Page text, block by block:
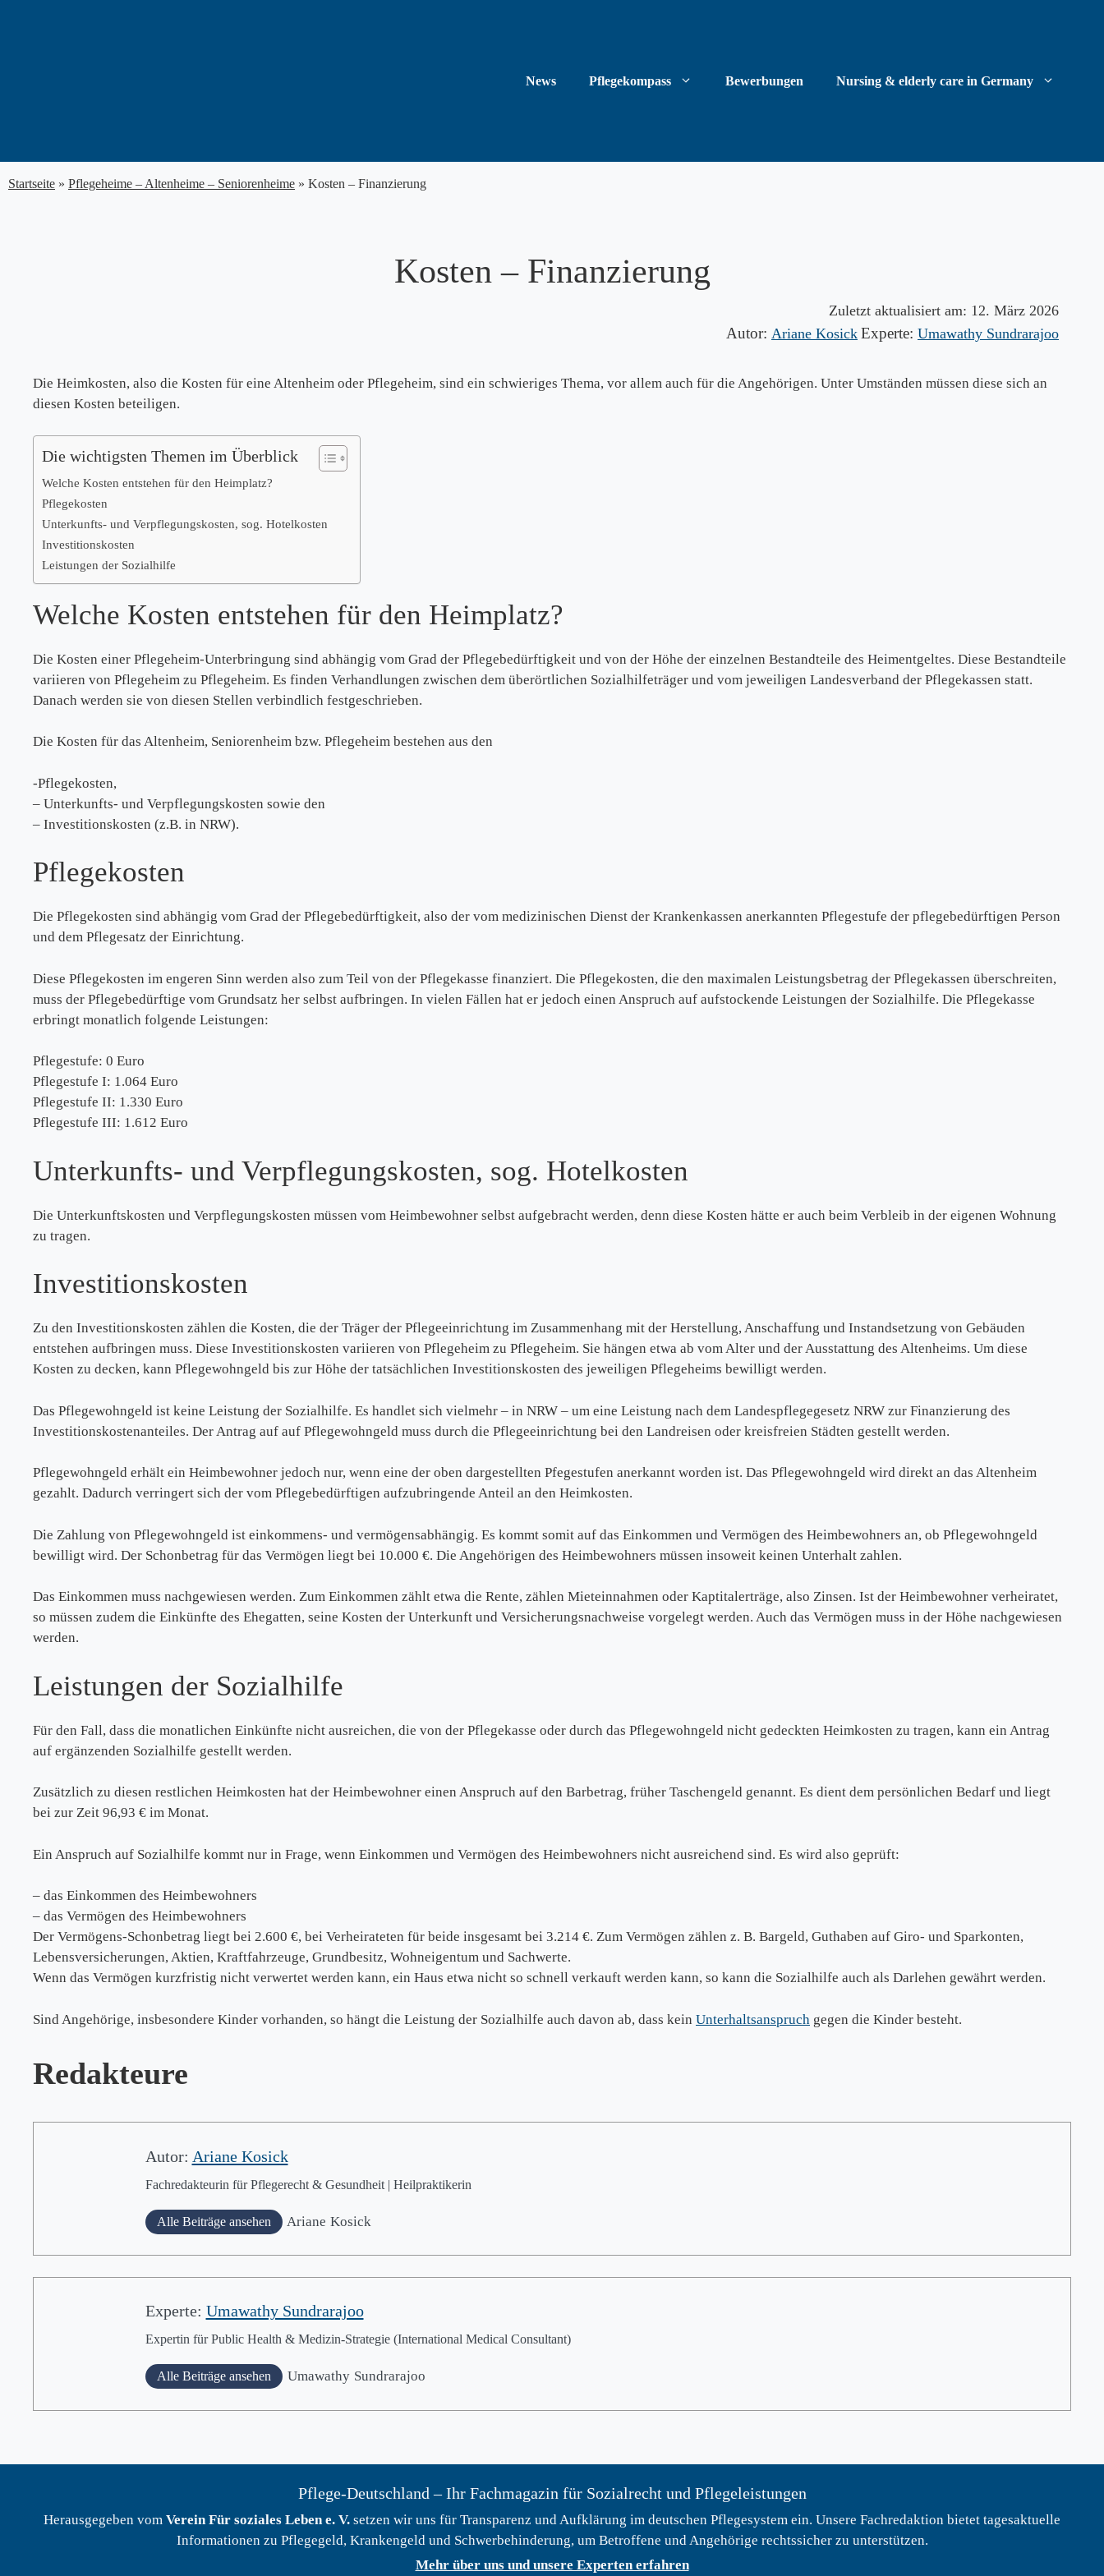
News Pflegekompass Bewerbungen Nursing & elderly care in Germany
Startseite » Pflegeheime – Altenheime – Seniorenheime » Kosten – Finanzierung
Kosten – Finanzierung
Zuletzt aktualisiert am: 12. März 2026
Autor: Ariane Kosick Experte: Umawathy Sundrarajoo
Die Heimkosten, also die Kosten für eine Altenheim oder Pflegeheim, sind ein schwieriges Thema, vor allem auch für die Angehörigen. Unter Umständen müssen diese sich an
diesen Kosten beteiligen.
Die wichtigsten Themen im Überblick
Welche Kosten entstehen für den Heimplatz?
Pflegekosten
Unterkunfts- und Verpflegungskosten, sog. Hotelkosten
Investitionskosten
Leistungen der Sozialhilfe
Welche Kosten entstehen für den Heimplatz?
Die Kosten einer Pflegeheim-Unterbringung sind abhängig vom Grad der Pflegebedürftigkeit und von der Höhe der einzelnen Bestandteile des Heimentgeltes. Diese Bestandteile
variieren von Pflegeheim zu Pflegeheim. Es finden Verhandlungen zwischen dem überörtlichen Sozialhilfeträger und vom jeweiligen Landesverband der Pflegekassen statt.
Danach werden sie von diesen Stellen verbindlich festgeschrieben.
Die Kosten für das Altenheim, Seniorenheim bzw. Pflegeheim bestehen aus den
-Pflegekosten,
– Unterkunfts- und Verpflegungskosten sowie den
– Investitionskosten (z.B. in NRW).
Pflegekosten
Die Pflegekosten sind abhängig vom Grad der Pflegebedürftigkeit, also der vom medizinischen Dienst der Krankenkassen anerkannten Pflegestufe der pflegebedürftigen Person
und dem Pflegesatz der Einrichtung.
Diese Pflegekosten im engeren Sinn werden also zum Teil von der Pflegekasse finanziert. Die Pflegekosten, die den maximalen Leistungsbetrag der Pflegekassen überschreiten,
muss der Pflegebedürftige vom Grundsatz her selbst aufbringen. In vielen Fällen hat er jedoch einen Anspruch auf aufstockende Leistungen der Sozialhilfe. Die Pflegekasse
erbringt monatlich folgende Leistungen:
Pflegestufe: 0 Euro
Pflegestufe I: 1.064 Euro
Pflegestufe II: 1.330 Euro
Pflegestufe III: 1.612 Euro
Unterkunfts- und Verpflegungskosten, sog. Hotelkosten
Die Unterkunftskosten und Verpflegungskosten müssen vom Heimbewohner selbst aufgebracht werden, denn diese Kosten hätte er auch beim Verbleib in der eigenen Wohnung
zu tragen.
Investitionskosten
Zu den Investitionskosten zählen die Kosten, die der Träger der Pflegeeinrichtung im Zusammenhang mit der Herstellung, Anschaffung und Instandsetzung von Gebäuden
entstehen aufbringen muss. Diese Investitionskosten variieren von Pflegeheim zu Pflegeheim. Sie hängen etwa ab vom Alter und der Ausstattung des Altenheims. Um diese
Kosten zu decken, kann Pflegewohngeld bis zur Höhe der tatsächlichen Investitionskosten des jeweiligen Pflegeheims bewilligt werden.
Das Pflegewohngeld ist keine Leistung der Sozialhilfe. Es handlet sich vielmehr – in NRW – um eine Leistung nach dem Landespflegegesetz NRW zur Finanzierung des
Investitionskostenanteiles. Der Antrag auf auf Pflegewohngeld muss durch die Pflegeeinrichtung bei den Landreisen oder kreisfreien Städten gestellt werden.
Pflegewohngeld erhält ein Heimbewohner jedoch nur, wenn eine der oben dargestellten Pfegestufen anerkannt worden ist. Das Pflegewohngeld wird direkt an das Altenheim
gezahlt. Dadurch verringert sich der vom Pflegebedürftigen aufzubringende Anteil an den Heimkosten.
Die Zahlung von Pflegewohngeld ist einkommens- und vermögensabhängig. Es kommt somit auf das Einkommen und Vermögen des Heimbewohners an, ob Pflegewohngeld
bewilligt wird. Der Schonbetrag für das Vermögen liegt bei 10.000 €. Die Angehörigen des Heimbewohners müssen insoweit keinen Unterhalt zahlen.
Das Einkommen muss nachgewiesen werden. Zum Einkommen zählt etwa die Rente, zählen Mieteinnahmen oder Kaptitalerträge, also Zinsen. Ist der Heimbewohner verheiratet,
so müssen zudem die Einkünfte des Ehegatten, seine Kosten der Unterkunft und Versicherungsnachweise vorgelegt werden. Auch das Vermögen muss in der Höhe nachgewiesen
werden.
Leistungen der Sozialhilfe
Für den Fall, dass die monatlichen Einkünfte nicht ausreichen, die von der Pflegekasse oder durch das Pflegewohngeld nicht gedeckten Heimkosten zu tragen, kann ein Antrag
auf ergänzenden Sozialhilfe gestellt werden.
Zusätzlich zu diesen restlichen Heimkosten hat der Heimbewohner einen Anspruch auf den Barbetrag, früher Taschengeld genannt. Es dient dem persönlichen Bedarf und liegt
bei zur Zeit 96,93 € im Monat.
Ein Anspruch auf Sozialhilfe kommt nur in Frage, wenn Einkommen und Vermögen des Heimbewohners nicht ausreichend sind. Es wird also geprüft:
– das Einkommen des Heimbewohners
– das Vermögen des Heimbewohners
Der Vermögens-Schonbetrag liegt bei 2.600 €, bei Verheirateten für beide insgesamt bei 3.214 €. Zum Vermögen zählen z. B. Bargeld, Guthaben auf Giro- und Sparkonten,
Lebensversicherungen, Aktien, Kraftfahrzeuge, Grundbesitz, Wohneigentum und Sachwerte.
Wenn das Vermögen kurzfristig nicht verwertet werden kann, ein Haus etwa nicht so schnell verkauft werden kann, so kann die Sozialhilfe auch als Darlehen gewährt werden.
Sind Angehörige, insbesondere Kinder vorhanden, so hängt die Leistung der Sozialhilfe auch davon ab, dass kein Unterhaltsanspruch gegen die Kinder besteht.
Redakteure
Autor: Ariane Kosick
Fachredakteurin für Pflegerecht & Gesundheit | Heilpraktikerin
Alle Beiträge ansehen Ariane Kosick
Experte: Umawathy Sundrarajoo
Expertin für Public Health & Medizin-Strategie (International Medical Consultant)
Alle Beiträge ansehen Umawathy Sundrarajoo
Pflege-Deutschland – Ihr Fachmagazin für Sozialrecht und Pflegeleistungen
Herausgegeben vom Verein Für soziales Leben e. V. setzen wir uns für Transparenz und Aufklärung im deutschen Pflegesystem ein. Unsere Fachredaktion bietet tagesaktuelle
Informationen zu Pflegegeld, Krankengeld und Schwerbehinderung, um Betroffene und Angehörige rechtssicher zu unterstützen.
Mehr über uns und unsere Experten erfahren